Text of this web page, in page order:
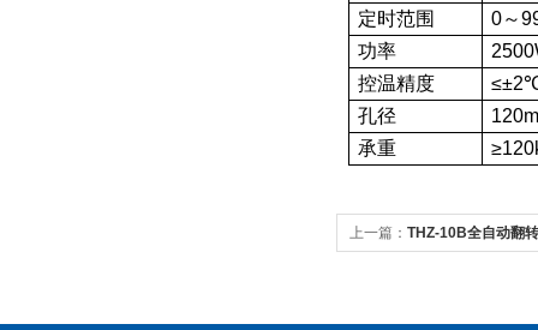
定时范围
0～
功率
控温精度
孔径
承重
上一篇： THZ-10B全自动翻